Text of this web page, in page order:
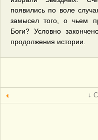
появились по воле
замысел того, о чьем
Боги? Условно
продолжения истории.
↓